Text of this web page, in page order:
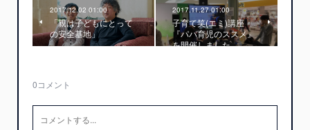
2017.12.02 01:00
「親は子どもにとって
の安全基地」
2017.11.27 01:00
子育て笑(エミ)講座
『パパ育児のススメ』
を開催しました
0コメント